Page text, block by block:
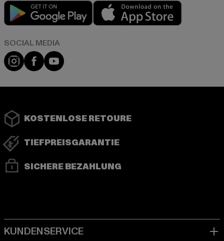
Play market
Instagram
FacebookYouTube
KOSTENLOSE RETOURE
TIEFPREISGARANTIE
SICHERE BEZAHLUNG